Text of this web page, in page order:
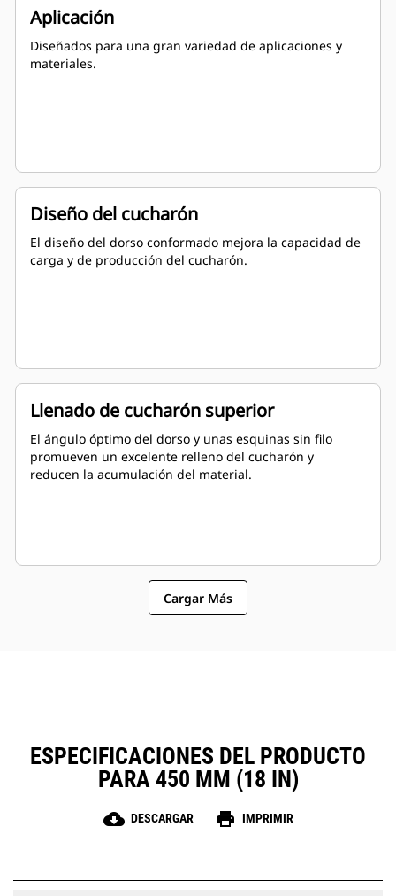
Aplicación
Diseñados para una gran variedad de aplicaciones y
materiales.
Diseño del cucharón
El diseño del dorso conformado mejora la capacidad de
carga y de producción del cucharón.
Llenado de cucharón superior
El ángulo óptimo del dorso y unas esquinas sin filo
promueven un excelente relleno del cucharón y
reducen la acumulación del material.
Cargar Más
ESPECIFICACIONES DEL PRODUCTO
PARA 450 MM (18 IN)
cloud_download DESCARGAR print IMPRIMIR